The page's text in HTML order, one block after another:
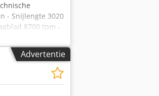
- Snijlengte 3020
8700 tpm -
ontkoppelen
stofkanaal -
middel van
meetlinten en
korte termijn
Advertentie